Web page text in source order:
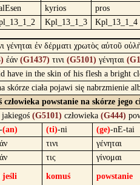
kyrios
pros
Kpl_13_1_3 Kpl_13_1_4
γένηται ἐν δέρματι χρωτὸς αὐτοῦ
ἐάν (G1437) τινι (G5101) γένηται
have in the skin of his flesh a bright
skórze ciała pojawi się nabrzmienie
człowieka powstanie na skórze
jakiegoś (G5101) człowieka (G444)
(an) (ti)-ni (ge)-nE-tai
τινι
γένηται
τις γίνομαι
jeśli komuś powstanie